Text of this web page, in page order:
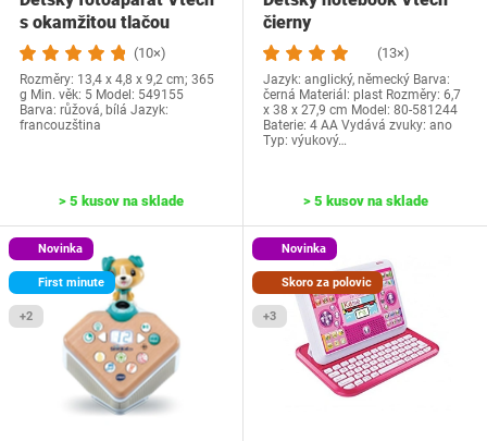
s okamžitou tlačou
(10×)
Rozměry: 13,4 x 4,8 x 9,2 cm; 365
g Min. věk: 5 Model: ‎549155
Barva: růžová, bílá Jazyk:‎
francouzština
> 5 kusov na sklade
čierny
(13×)
Jazyk: anglický, německý Barva:
černá Materiál: plast Rozměry: 6,7
x 38 x 27,9 cm Model: 80-581244
Baterie: 4 AA Vydává zvuky: ano
Typ: výukový…
> 5 kusov na sklade
Novinka
First minute
+2
Novinka
Skoro za polovic
+3